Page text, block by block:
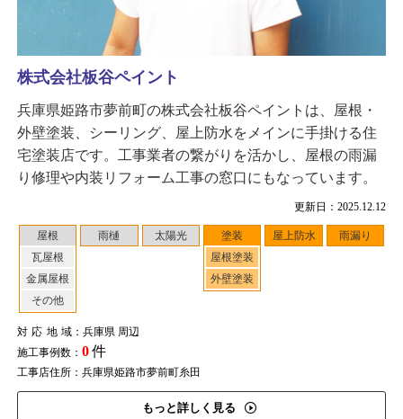
更新日：2025.12.12
屋根
瓦屋根
金属屋根
その他
雨樋 太陽光
塗装
屋根塗装
外壁塗装
屋上防水 雨漏り
対応地域：兵庫県 周辺
施工事例数： 0件
工事店住所：兵庫県姫路市夢前町糸田
もっと詳しく見る
株式会社板谷ペイント
兵庫県姫路市夢前町の株式会社板谷ペイントは、屋根・
外壁塗装、シーリング、屋上防水をメインに手掛ける住
宅塗装店です。工事業者の繋がりを活かし、屋根の雨漏
り修理や内装リフォーム工事の窓口にもなっています。